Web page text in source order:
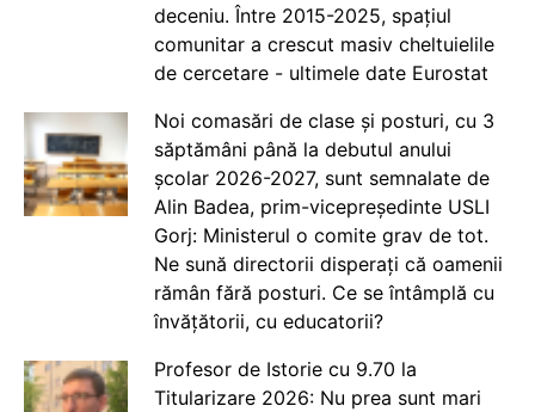
deceniu. Între 2015-2025, spațiul
comunitar a crescut masiv cheltuielile
de cercetare - ultimele date Eurostat
Noi comasări de clase și posturi, cu 3
săptămâni până la debutul anului
școlar 2026-2027, sunt semnalate de
Alin Badea, prim-vicepreședinte USLI
Gorj: Ministerul o comite grav de tot.
Ne sună directorii disperați că oamenii
rămân fără posturi. Ce se întâmplă cu
învățătorii, cu educatorii?
Profesor de Istorie cu 9.70 la
Titularizare 2026: Nu prea sunt mari